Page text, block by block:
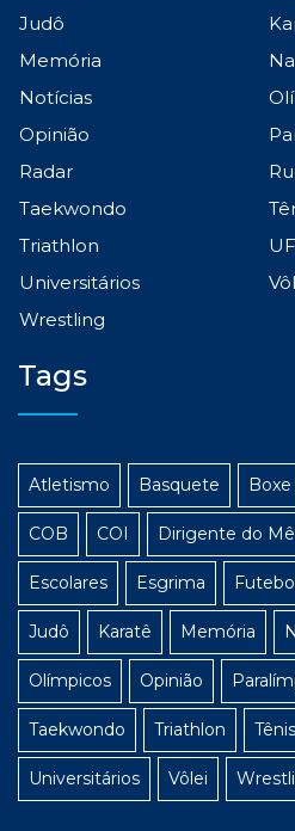
Judô
Memória
Notícias
Opinião
Radar
Taekwondo
Triathlon
Universitários
Wrestling
Tags
Atletismo Basquete Boxe
COB COI Dirigente do
Escolares Esgrima
Judô Karatê Memória
Olímpicos Opinião
Taekwondo Triathlon
Universitários Vôlei